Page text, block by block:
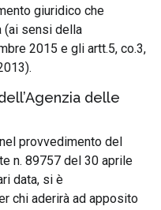
giuridico che
(ai sensi della
2015 e gli artt.5, co.3,
delle
provvedimento del
n. 89757 del 30 aprile
data, si è
chi aderirà ad apposito